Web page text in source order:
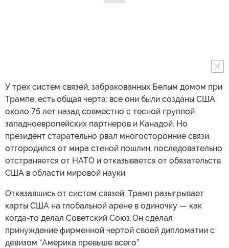
У трех систем связей, забракованных Белым домом при
Трампе, есть общая черта: все они были созданы США
около 75 лет назад совместно с тесной группой
западноевропейских партнеров и Канадой. Но
президент старательно рвал многосторонние связи,
отгородился от мира стеной пошлин, последовательно
отстраняется от НАТО и отказывается от обязательств
США в области мировой науки.
Отказавшись от систем связей, Трамп разыгрывает
карты США на глобальной арене в одиночку — как
когда-то делал Советский Союз. Он сделал
принуждение фирменной чертой своей дипломатии с
девизом “Америка превыше всего”.